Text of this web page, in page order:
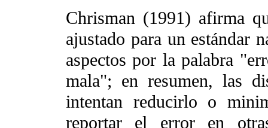
Chrisman (1991) afirma
ajustado para un estándar
aspectos por la palabra
mala"; en resumen, las
intentan reducirlo o
reportar el error en